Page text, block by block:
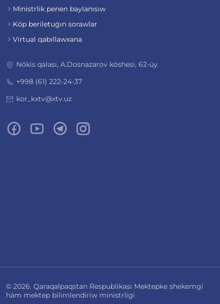
Ministrlik penen baylanısıw
Kóp beriletuǵın sorawlar
Virtual qabıllawxana
Nókis qalası, A.Dosnazarov kóshesi, 62-úy
+998 (61) 222-24-37
kor_kxtv@xtv.uz
© 2026. Qaraqalpaqstan Respublikası Mektepke shekemgi
hám mektep bilimlendiriw ministrligi